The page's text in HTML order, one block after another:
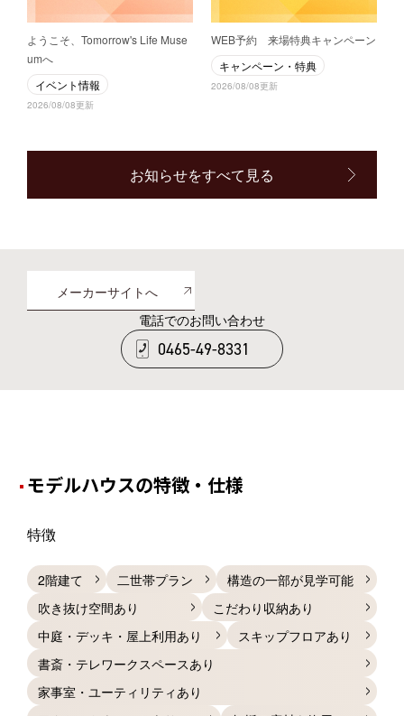
ようこそ、Tomorrow's Life Muse
umへ
イベント情報
2026/08/08更新
WEB予約 来場特典キャンペーン
キャンペーン・特典
2026/08/08更新
お知らせをすべて見る
メーカーサイトへ
電話でのお問い合わせ
0465-49-8331
モデルハウスの特徴・仕様
特徴
2階建て 二世帯プラン
構造の一部が見学可能
吹き抜け空間あり
こだわり収納あり
中庭・デッキ・屋上利用あり
スキップフロアあり
書斎・テレワークスペースあり
家事室・ユーティリティあり